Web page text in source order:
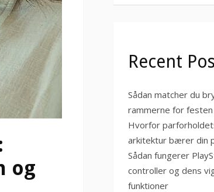
og
Recent
Sådan matcher du
rammerne for festen
Hvorfor
arkitektur bærer din
Sådan fungerer
controller og dens
funktioner